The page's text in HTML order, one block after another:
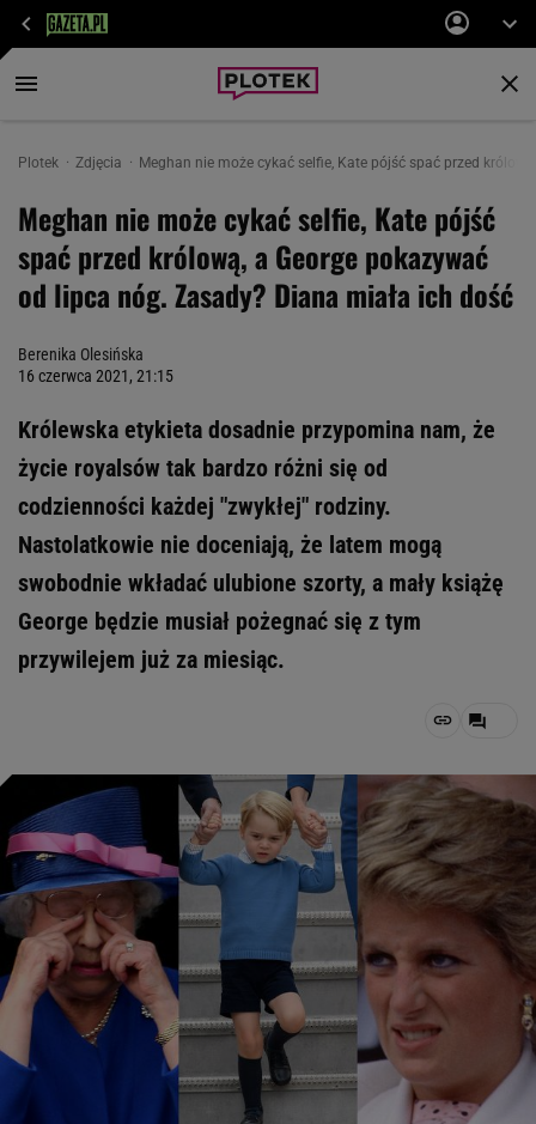
Plotek Zdjęcia Meghan nie może cykać selfie, Kate pójść spać przed
Meghan nie może cykać selfie, Kate pójść
spać przed królową, a George pokazywać
od lipca nóg. Zasady? Diana miała ich dość
Berenika Olesińska
16 czerwca 2021, 21:15
Królewska etykieta dosadnie przypomina nam, że
życie royalsów tak bardzo różni się od
codzienności każdej "zwykłej" rodziny.
Nastolatkowie nie doceniają, że latem mogą
swobodnie wkładać ulubione szorty, a mały książę
George będzie musiał pożegnać się z tym
przywilejem już za miesiąc.